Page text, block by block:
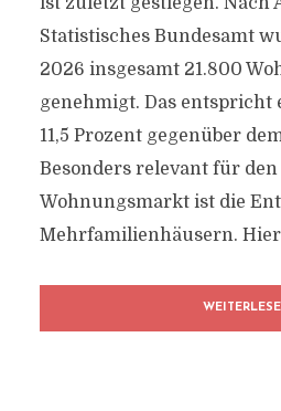
Statistisches Bundesamt
2026 insgesamt 21.800
genehmigt. Das entspricht
11,5 Prozent gegenüber
Besonders relevant für
Wohnungsmarkt ist die
Mehrfamilienhäusern. Hier